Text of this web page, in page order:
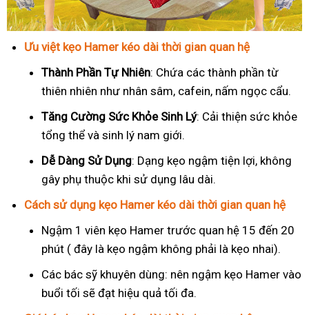
Ưu việt kẹo Hamer kéo dài thời gian quan hệ
Thành Phần Tự Nhiên: Chứa các thành phần từ
thiên nhiên như nhân sâm, cafein, nấm ngọc cẩu.
Tăng Cường Sức Khỏe Sinh Lý: Cải thiện sức khỏe
tổng thể và sinh lý nam giới.
Dễ Dàng Sử Dụng: Dạng kẹo ngậm tiện lợi, không
gây phụ thuộc khi sử dụng lâu dài.
Cách sử dụng kẹo Hamer kéo dài thời gian quan hệ
Ngậm 1 viên kẹo Hamer trước quan hệ 15 đến 20
phút ( đây là kẹo ngậm không phải là kẹo nhai).
Các bác sỹ khuyên dùng: nên ngậm kẹo Hamer vào
buổi tối sẽ đạt hiệu quả tối đa.